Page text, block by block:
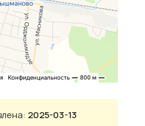
2025-03-13